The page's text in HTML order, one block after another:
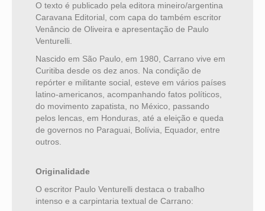
O texto é publicado pela editora mineiro/argentina
Caravana Editorial, com capa do também escritor
Venâncio de Oliveira e apresentação de Paulo
Venturelli.
Nascido em São Paulo, em 1980, Carrano vive em
Curitiba desde os dez anos. Na condição de
repórter e militante social, esteve em vários países
latino-americanos, acompanhando fatos políticos,
do movimento zapatista, no México, passando
pelos lencas, em Honduras, até a eleição e queda
de governos no Paraguai, Bolívia, Equador, entre
outros.
Originalidade
O escritor Paulo Venturelli destaca o trabalho
intenso e a carpintaria textual de Carrano: